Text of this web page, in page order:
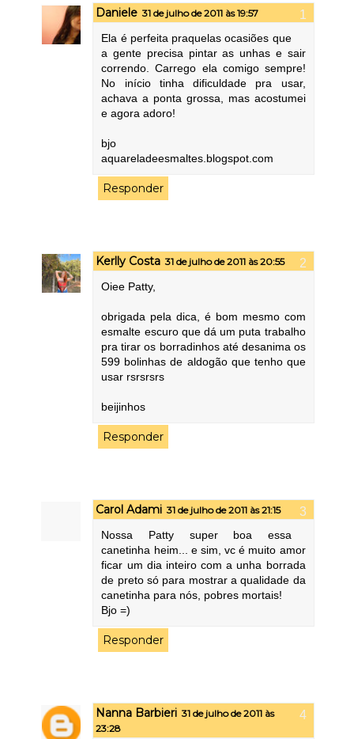
Daniele 31 de julho de 2011 às 19:57
Ela é perfeita praquelas ocasiões que
a gente precisa pintar as unhas e sair
correndo. Carrego ela comigo sempre!
No início tinha dificuldade pra usar,
achava a ponta grossa, mas acostumei
e agora adoro!
bjo
aquareladeesmaltes.blogspot.com
Responder
Kerlly Costa 31 de julho de 2011 às 20:55
Oiee Patty,
obrigada pela dica, é bom mesmo com
esmalte escuro que dá um puta trabalho
pra tirar os borradinhos até desanima os
599 bolinhas de aldogão que tenho que
usar rsrsrsrs
beijinhos
Responder
Carol Adami 31 de julho de 2011 às 21:15
Nossa Patty super boa essa
canetinha heim... e sim, vc é muito amor
ficar um dia inteiro com a unha borrada
de preto só para mostrar a qualidade da
canetinha para nós, pobres mortais!
Bjo =)
Responder
Nanna Barbieri 31 de julho de 2011 às
23:28